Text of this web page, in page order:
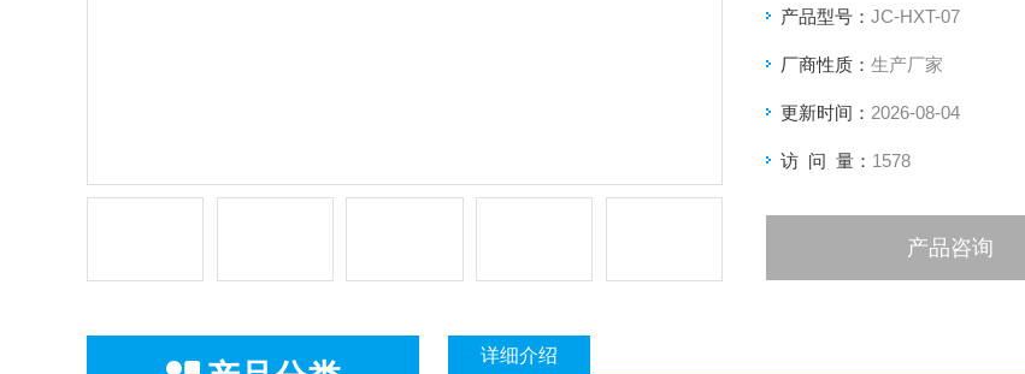
产品型号： JC-HXT-07
厂商性质： 生产厂家
更新时间： 2026-08-04
访 问 量： 1578
产品咨询
详细介绍